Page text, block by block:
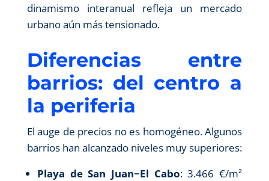
dinamismo interanual refleja un mercado
urbano aún más tensionado.
Diferencias entre
barrios: del centro a
la periferia
El auge de precios no es homogéneo. Algunos
barrios han alcanzado niveles muy superiores:
Playa de San Juan−El Cabo: 3.466 €/m²